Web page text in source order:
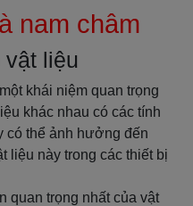
nam châm
liệu
khái niệm quan trọng
khác nhau có các tính
có thể ảnh hưởng đến
liệu này trong các thiết bị
quan trọng nhất của vật